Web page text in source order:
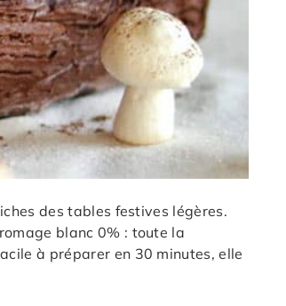
des tables festives légères.
blanc 0% : toute la
à préparer en 30 minutes, elle